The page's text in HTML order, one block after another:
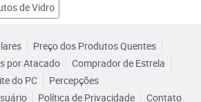
de Vidro
temperado
Preço dos Produtos Quentes
por Atacado
Comprador de Estrela
do PC
Percepções
Política de Privacidade Contato